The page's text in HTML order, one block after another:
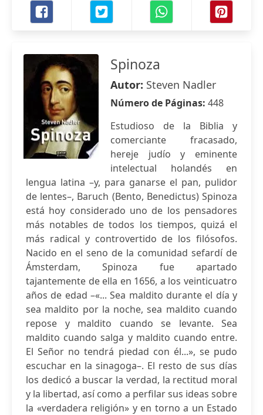
Spinoza
Autor: Steven Nadler
Número de Páginas: 448
Estudioso de la Biblia y
comerciante fracasado,
hereje judío y eminente
intelectual holandés en
lengua latina –y, para ganarse el pan, pulidor
de lentes–, Baruch (Bento, Benedictus) Spinoza
está hoy considerado uno de los pensadores
más notables de todos los tiempos, quizá el
más radical y controvertido de los filósofos.
Nacido en el seno de la comunidad sefardí de
Ámsterdam, Spinoza fue apartado
tajantemente de ella en 1656, a los veinticuatro
años de edad –«... Sea maldito durante el día y
sea maldito por la noche, sea maldito cuando
repose y maldito cuando se levante. Sea
maldito cuando salga y maldito cuando entre.
El Señor no tendrá piedad con él...», se pudo
escuchar en la sinagoga–. El resto de sus días
los dedicó a buscar la verdad, la rectitud moral
y la libertad, así como a perfilar sus ideas sobre
la «verdadera religión» y en torno a un Estado